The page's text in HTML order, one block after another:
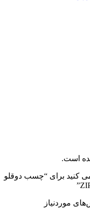
است.
می کنید برای “چسب دوقلو
موردنیاز